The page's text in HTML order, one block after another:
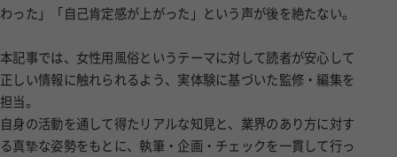
わった」「自己肯定感が上がった」という声が後を絶たない。
本記事では、女性用風俗というテーマに対して読者が安心して
正しい情報に触れられるよう、実体験に基づいた監修・編集を
担当。
自身の活動を通して得たリアルな知見と、業界のあり方に対す
る真摯な姿勢をもとに、執筆・企画・チェックを一貫して行っ